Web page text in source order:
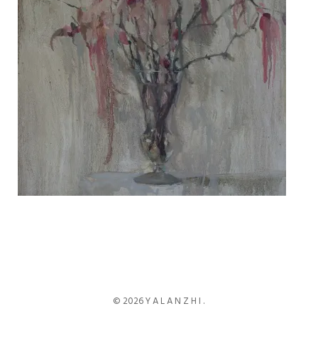
© 2026 Y A L A N Z H I .